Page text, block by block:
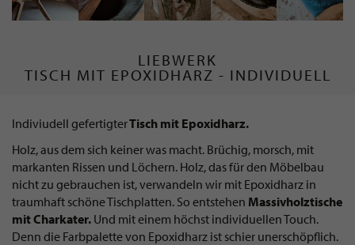
LIEBWERK
TISCH MIT EPOXIDHARZ - INDIVIDUELL
Indiviudell gefertigterTisch mit Epoxidharz.
Holz, aus dem sich keiner was macht. Brüchig, morsch, mit
markanten Rissen und Löchern. Holz, das für den Möbelbau
nicht zu gebrauchen ist, verwandeln wir mit Epoxidharz in
traumhaft schöne Tischplatten. So entstehen Massivholztische
mit Charkater. Und mit einem höchst individuellen Touch.
Denn die Farbpalette von Epoxidharz ist schier unerschöpflich.